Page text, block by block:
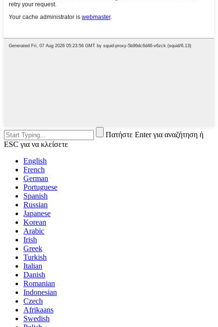
Πατήστε Enter για αναζήτηση ή
ESC για να κλείσετε
English
French
German
Portuguese
Spanish
Russian
Japanese
Korean
Arabic
Irish
Greek
Turkish
Italian
Danish
Romanian
Indonesian
Czech
Afrikaans
Swedish